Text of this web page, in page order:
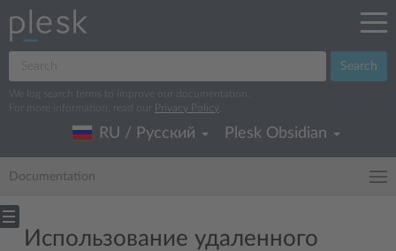
Search
We log search terms to improve our documentation.
For more information, read our
Privacy Policy
RU / Русский Plesk Obsidian
Documentation
Использование удаленного